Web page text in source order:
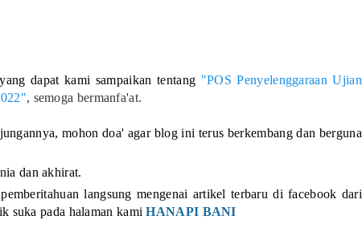
dapat kami sampaikan tentang "POS Penyelenggaraan Ujian
, semoga bermanfa'at.
mohon doa' agar blog ini terus berkembang dan berguna
dan akhirat.
langsung mengenai artikel terbaru di facebook dari
suka pada halaman kami HANAPI BANI